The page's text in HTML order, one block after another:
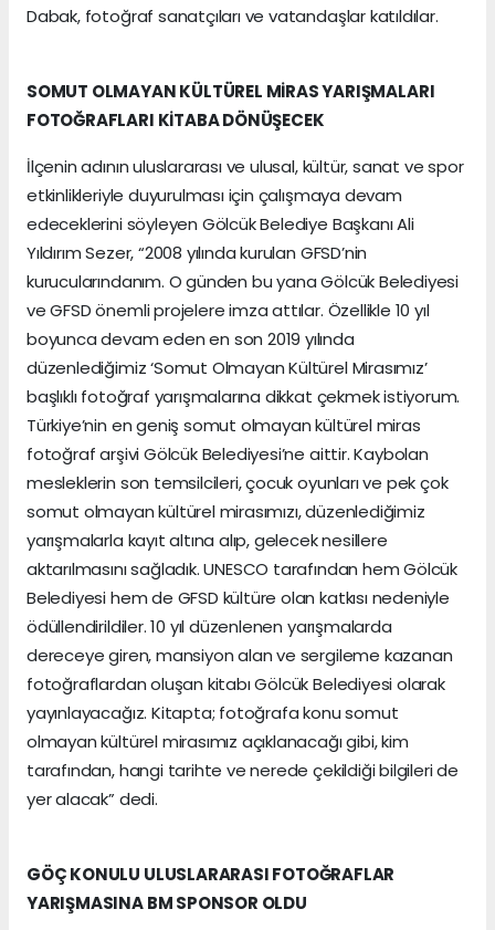
Dabak, fotoğraf sanatçıları ve vatandaşlar katıldılar.
SOMUT OLMAYAN KÜLTÜREL MİRAS YARIŞMALARI
FOTOĞRAFLARI KİTABA DÖNÜŞECEK
İlçenin adının uluslararası ve ulusal, kültür, sanat ve spor
etkinlikleriyle duyurulması için çalışmaya devam
edeceklerini söyleyen Gölcük Belediye Başkanı Ali
Yıldırım Sezer, “2008 yılında kurulan GFSD’nin
kurucularındanım. O günden bu yana Gölcük Belediyesi
ve GFSD önemli projelere imza attılar. Özellikle 10 yıl
boyunca devam eden en son 2019 yılında
düzenlediğimiz ‘Somut Olmayan Kültürel Mirasımız’
başlıklı fotoğraf yarışmalarına dikkat çekmek istiyorum.
Türkiye’nin en geniş somut olmayan kültürel miras
fotoğraf arşivi Gölcük Belediyesi’ne aittir. Kaybolan
mesleklerin son temsilcileri, çocuk oyunları ve pek çok
somut olmayan kültürel mirasımızı, düzenlediğimiz
yarışmalarla kayıt altına alıp, gelecek nesillere
aktarılmasını sağladık. UNESCO tarafından hem Gölcük
Belediyesi hem de GFSD kültüre olan katkısı nedeniyle
ödüllendirildiler. 10 yıl düzenlenen yarışmalarda
dereceye giren, mansiyon alan ve sergileme kazanan
fotoğraflardan oluşan kitabı Gölcük Belediyesi olarak
yayınlayacağız. Kitapta; fotoğrafa konu somut
olmayan kültürel mirasımız açıklanacağı gibi, kim
tarafından, hangi tarihte ve nerede çekildiği bilgileri de
yer alacak” dedi.
GÖÇ KONULU ULUSLARARASI FOTOĞRAFLAR
YARIŞMASINA BM SPONSOR OLDU